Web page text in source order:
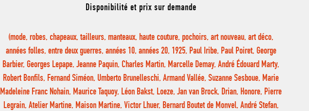
Disponibilité et prix sur demande
(mode, robes, chapeaux, tailleurs, manteaux, haute couture, pochoirs, art nouveau, art déco,
années folles, entre deux guerres, années 10, années 20, 1925, Paul Iribe, Paul Poiret, George
Barbier, Georges Lepape, Jeanne Paquin, Charles Martin, Marcelle Demay, André Édouard Marty,
Robert Bonfils, Fernand Siméon, Umberto Brunelleschi, Armand Vallée, Suzanne Sesboue, Marie
Madeleine Franc Nohain, Maurice Taquoy, Léon Bakst, Loeze, Jan van Brock, Drian, Honore, Pierre
Legrain, Atelier Martine, Maison Martine, Victor Lhuer, Bernard Boutet de Monvel, André Stefan,